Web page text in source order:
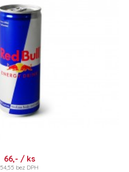
66,- / ks
54,55 bez DPH